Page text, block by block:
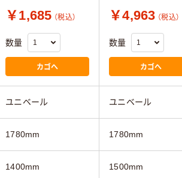
￥1,685 （税込）
数量
カゴへ
￥4,963 （税込）
数量
カゴへ
ユニベール ユニベール
1780mm 1780mm
1400mm 1500mm